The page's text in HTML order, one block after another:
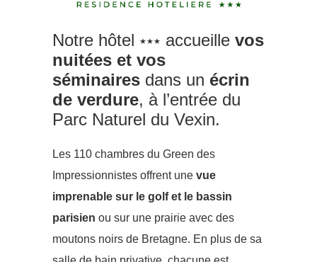
Notre hôtel ★★★ accueille vos
nuitées et vos
séminaires dans un écrin
de verdure, à l’entrée du
Parc Naturel du Vexin.
Les 110 chambres du Green des
Impressionnistes offrent une vue
imprenable sur le golf et le bassin
parisien ou sur une prairie avec des
moutons noirs de Bretagne. En plus de sa